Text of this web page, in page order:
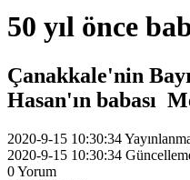
50 yıl önce
Çanakkale'nin
Hasan'ın babası
2020-9-15 10:30:34
2020-9-15 10:30:34
0Yorum